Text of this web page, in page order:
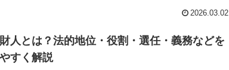
2026.03.02
人とは？法的地位・役割・選任・義務などを
すく解説